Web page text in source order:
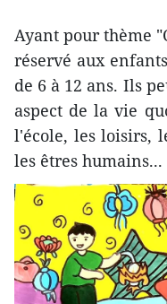
Ayant pour thème
réservé aux
de 6 à 12 ans. Ils
aspect de la vie
l'école, les loisirs,
les êtres humains...